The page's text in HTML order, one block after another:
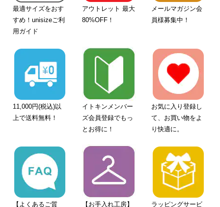
最適サイズをおす
すめ！unisizeご利
用ガイド
アウトレット 最大
80%OFF！
メールマガジン会
員様募集中！
11,000円(税込)以
上で送料無料！
イトキンメンバー
ズ会員登録でもっ
とお得に！
お気に入り登録し
て、お買い物をよ
り快適に。
【よくあるご質
【お手入れ工房】
ラッピングサービ